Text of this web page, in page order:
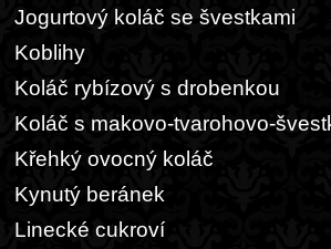
Jogurtový koláč se švestkami
Koblihy
Koláč rybízový s drobenkou
Koláč s makovo-tvarohovo-
Křehký ovocný koláč
Kynutý beránek
Linecké cukroví